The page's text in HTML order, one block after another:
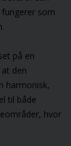
som
på en
den
harmonisk,
til både
hvor